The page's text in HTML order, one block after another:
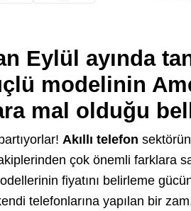
Eylül ayında
modelinin
mal olduğu
Akıllı telefon
çok önemli farklara
fiyatını belirleme
telefonlarına yapılan bir